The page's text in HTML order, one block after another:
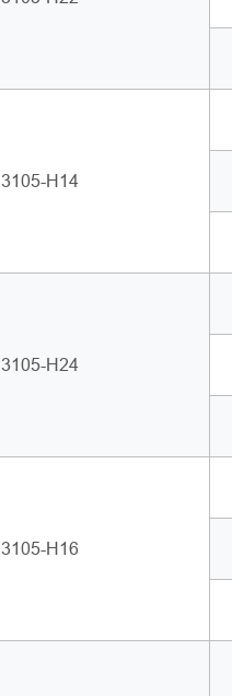
3105-H14
3105-H24
3105-H16